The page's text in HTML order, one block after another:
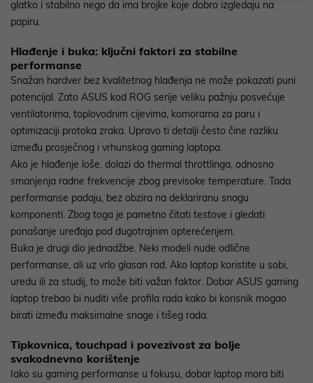
glatko i stabilno nego da ima brojke koje dobro izgledaju na
papiru.
Hlađenje i buka: ključni faktori za stabilne
performanse
Snažan hardver bez kvalitetnog hlađenja ne može pokazati puni
potencijal. Zato ASUS kod ROG serije veliku pažnju posvećuje
ventilatorima, toplovodnim cijevima, komorama za paru i
optimizaciji protoka zraka. Upravo ti detalji često čine razliku
između prosječnog i vrhunskog gaming laptopa.
Ako je hlađenje loše, dolazi do thermal throttlinga, odnosno
smanjenja radne frekvencije zbog previsoke temperature. Tada
performanse padaju, bez obzira na deklariranu snagu
komponenti. Zbog toga je pametno čitati testove i gledati
ponašanje uređaja pod dugotrajnim opterećenjem.
Buka je drugi dio jednadžbe. Neki modeli nude odlične
performanse, ali uz vrlo glasan rad. Ako laptop koristite u sobi,
uredu ili za studij, to može biti važan faktor. Dobar ASUS gaming
laptop trebao bi nuditi više profila rada kako bi korisnik mogao
birati između maksimalne snage i tišeg rada.
Tipkovnica, touchpad i povezivost za bolje
svakodnevno korištenje
Iako su gaming performanse u fokusu, dobar laptop mora biti